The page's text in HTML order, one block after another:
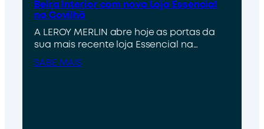
Beira Interior com nova Loja Essencial
na Covilhã
A LEROY MERLIN abre hoje as portas da
sua mais recente loja Essencial na…
SABE MAIS